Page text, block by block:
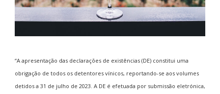
“A apresentação das declarações de existências (DE) constitui uma
obrigação de todos os detentores vínicos, reportando-se aos volumes
detidos a 31 de julho de 2023. A DE é efetuada por submissão eletrónica,